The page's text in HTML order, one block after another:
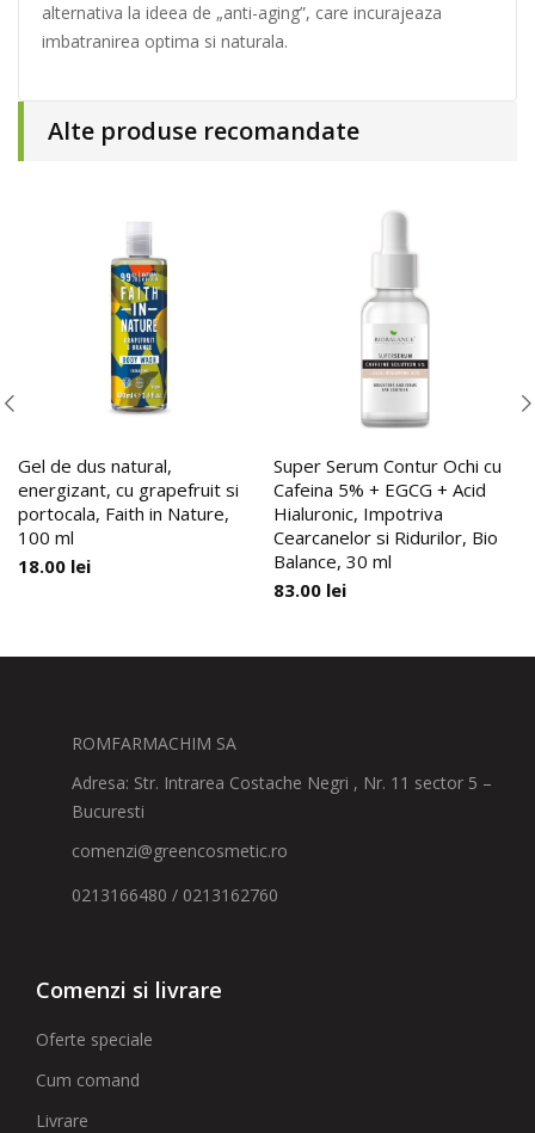
alternativa la ideea de „anti-aging”, care incurajeaza
imbatranirea optima si naturala.
Alte produse recomandate
Gel de dus natural,
energizant, cu grapefruit si
portocala, Faith in Nature,
100 ml
18.00 lei
Super Serum Contur Ochi cu
Cafeina 5% + EGCG + Acid
Hialuronic, Impotriva
Cearcanelor si Ridurilor, Bio
Balance, 30 ml
83.00 lei
ROMFARMACHIM SA
Adresa: Str. Intrarea Costache Negri , Nr. 11 sector 5 –
Bucuresti
comenzi@greencosmetic.ro
0213166480 / 0213162760
Comenzi si livrare
Oferte speciale
Cum comand
Livrare